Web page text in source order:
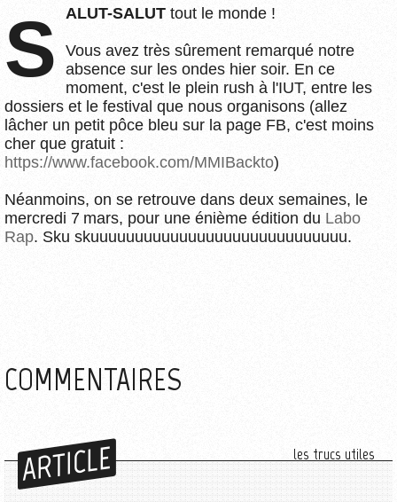
SALUT-SALUT tout le monde !
Vous avez très sûrement remarqué notre
absence sur les ondes hier soir. En ce
moment, c'est le plein rush à l'IUT, entre les
dossiers et le festival que nous organisons (allez
lâcher un petit pôce bleu sur la page FB, c'est moins
cher que gratuit :
https://www.facebook.com/MMIBackto)
Néanmoins, on se retrouve dans deux semaines, le
mercredi 7 mars, pour une énième édition du Labo
Rap. Sku skuuuuuuuuuuuuuuuuuuuuuuuuuuuuu.
COMMENTAIRES
ARTICLE les trucs utiles